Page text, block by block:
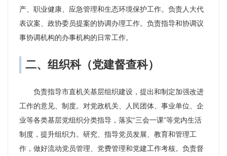
产、职业健康、应急管理和生态环境保护工作。负责人大代
表议案、政协委员提案的协调办理工作。负责指导和协调议
事协调机构的办事机构的日常工作。
二、组织科（党建督查科）
负责指导市直机关基层组织建设，提出和制定加强改进
工作的意见、制度。对党政机关、人民团体、事业单位、企
业等各类基层党组织分类指导，落实“三会一课”等党内生活
制度，提升组织力。研究、指导党员发展、教育和管理工
作，做好流动党员管理、党费管理和党建工作考核。负责督